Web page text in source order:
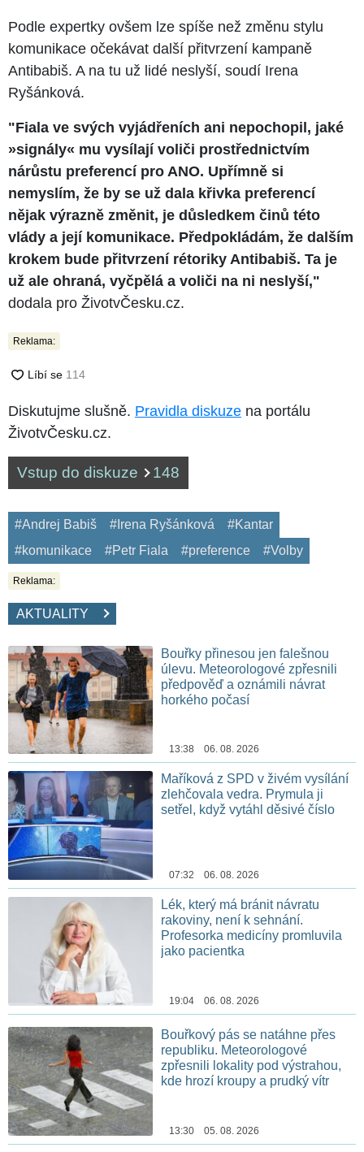
Podle expertky ovšem lze spíše než změnu stylu
komunikace očekávat další přitvrzení kampaně
Antibabiš. A na tu už lidé neslyší, soudí Irena
Ryšánková.
"Fiala ve svých vyjádřeních ani nepochopil, jaké
»signály« mu vysílají voliči prostřednictvím
nárůstu preferencí pro ANO. Upřímně si
nemyslím, že by se už dala křivka preferencí
nějak výrazně změnit, je důsledkem činů této
vlády a její komunikace. Předpokládám, že dalším
krokem bude přitvrzení rétoriky Antibabiš. Ta je
už ale ohraná, vyčpělá a voliči na ni neslyší,"
dodala pro ŽivotvČesku.cz.
Reklama:
Diskutujme slušně. Pravidla diskuze na portálu
ŽivotvČesku.cz.
Vstup do diskuze 148
#Andrej Babiš #Irena Ryšánková
#Kantar
#komunikace
#Petr Fiala #preference #Volby
Reklama:
AKTUALITY
Bouřky přinesou jen falešnou
úlevu. Meteorologové zpřesnili
předpověď a oznámili návrat
horkého počasí
13:38 06. 08. 2026
Maříková z SPD v živém vysílání
zlehčovala vedra. Prymula ji
setřel, když vytáhl děsivé číslo
07:32 06. 08. 2026
Lék, který má bránit návratu
rakoviny, není k sehnání.
Profesorka medicíny promluvila
jako pacientka
19:04 06. 08. 2026
Bouřkový pás se natáhne přes
republiku. Meteorologové
zpřesnili lokality pod výstrahou,
kde hrozí kroupy a prudký vítr
13:30 05. 08. 2026